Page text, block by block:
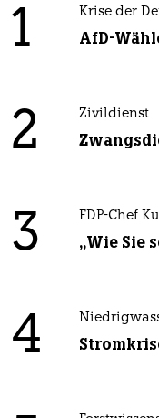
1 Krise der
AfD-
2 Zivildienst
3 FDP-Chef
„Wie Sie
4